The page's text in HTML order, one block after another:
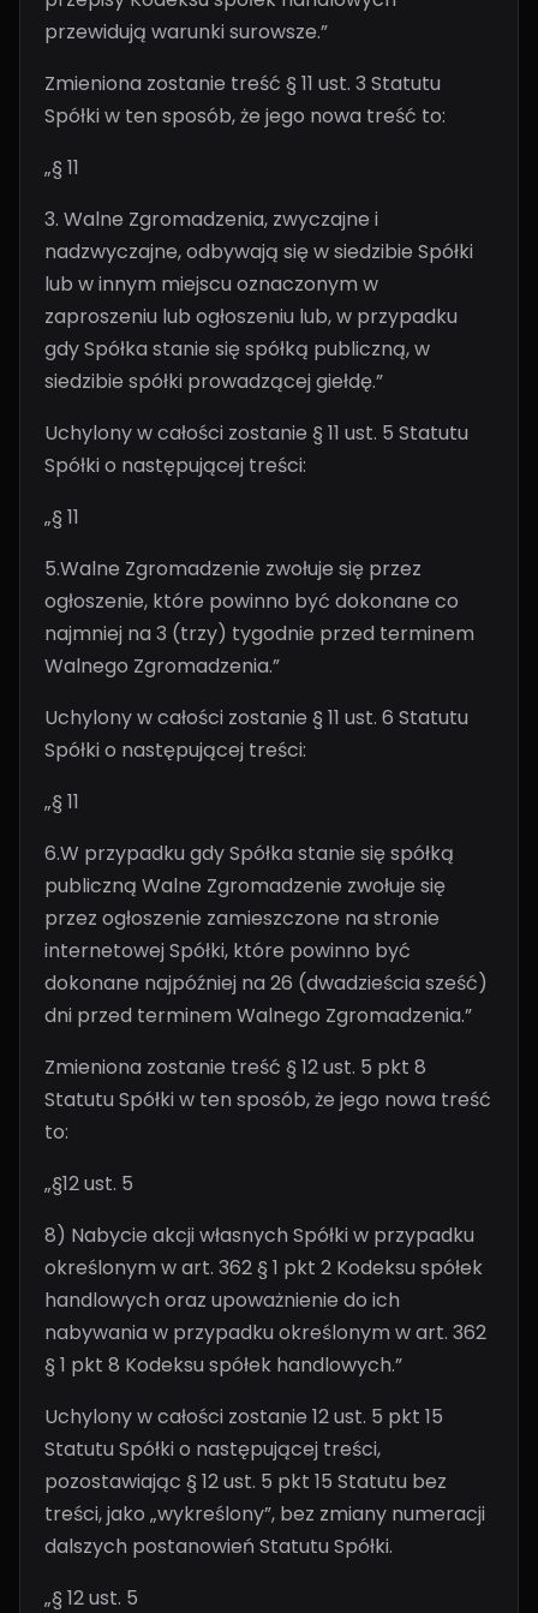
przewidują warunki surowsze.”
Zmieniona zostanie treść § 11 ust. 3 Statutu
Spółki w ten sposób, że jego nowa treść to:
„§ 11
3. Walne Zgromadzenia, zwyczajne i
nadzwyczajne, odbywają się w siedzibie Spółki
lub w innym miejscu oznaczonym w
zaproszeniu lub ogłoszeniu lub, w przypadku
gdy Spółka stanie się spółką publiczną, w
siedzibie spółki prowadzącej giełdę.”
Uchylony w całości zostanie § 11 ust. 5 Statutu
Spółki o następującej treści:
„§ 11
5.Walne Zgromadzenie zwołuje się przez
ogłoszenie, które powinno być dokonane co
najmniej na 3 (trzy) tygodnie przed terminem
Walnego Zgromadzenia.”
Uchylony w całości zostanie § 11 ust. 6 Statutu
Spółki o następującej treści:
„§ 11
6.W przypadku gdy Spółka stanie się spółką
publiczną Walne Zgromadzenie zwołuje się
przez ogłoszenie zamieszczone na stronie
internetowej Spółki, które powinno być
dokonane najpóźniej na 26 (dwadzieścia sześć)
dni przed terminem Walnego Zgromadzenia.”
Zmieniona zostanie treść § 12 ust. 5 pkt 8
Statutu Spółki w ten sposób, że jego nowa treść
to:
„§12 ust. 5
8) Nabycie akcji własnych Spółki w przypadku
określonym w art. 362 § 1 pkt 2 Kodeksu spółek
handlowych oraz upoważnienie do ich
nabywania w przypadku określonym w art. 362
§ 1 pkt 8 Kodeksu spółek handlowych.”
Uchylony w całości zostanie 12 ust. 5 pkt 15
Statutu Spółki o następującej treści,
pozostawiając § 12 ust. 5 pkt 15 Statutu bez
treści, jako „wykreślony”, bez zmiany numeracji
dalszych postanowień Statutu Spółki.
„§ 12 ust. 5